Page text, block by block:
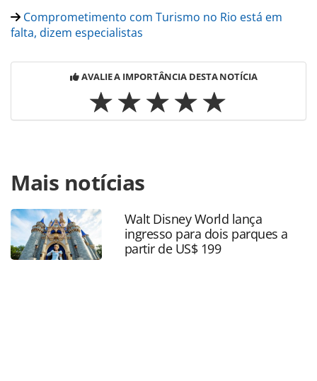
Comprometimento com Turismo no Rio está em
falta, dizem especialistas
AVALIE A IMPORTÂNCIA DESTA NOTÍCIA
https://www.panrotas.com.br/mercado/destinos/2023/09/
88-dos-moradores-do-rio-tirolesa-fomentara-turismo-da-
cidade_199394.html ou as ferramentas oferecidas na
página. Todo o conteúdo produzido pela PANROTAS
Editora é protegido pela legislação brasileira sobre direito
autoral. Não reproduza o conteúdo sem autorização da
Mais notícias
Walt Disney World lança
ingresso para dois parques a
partir de US$ 199